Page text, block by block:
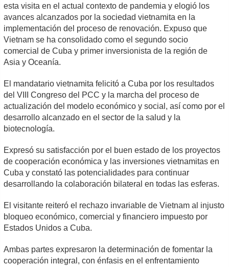
esta visita en el actual contexto de pandemia y elogió los
avances alcanzados por la sociedad vietnamita en la
implementación del proceso de renovación. Expuso que
Vietnam se ha consolidado como el segundo socio
comercial de Cuba y primer inversionista de la región de
Asia y Oceanía.
El mandatario vietnamita felicitó a Cuba por los resultados
del VIII Congreso del PCC y la marcha del proceso de
actualización del modelo económico y social, así como por el
desarrollo alcanzado en el sector de la salud y la
biotecnología.
Expresó su satisfacción por el buen estado de los proyectos
de cooperación económica y las inversiones vietnamitas en
Cuba y constató las potencialidades para continuar
desarrollando la colaboración bilateral en todas las esferas.
El visitante reiteró el rechazo invariable de Vietnam al injusto
bloqueo económico, comercial y financiero impuesto por
Estados Unidos a Cuba.
Ambas partes expresaron la determinación de fomentar la
cooperación integral, con énfasis en el enfrentamiento